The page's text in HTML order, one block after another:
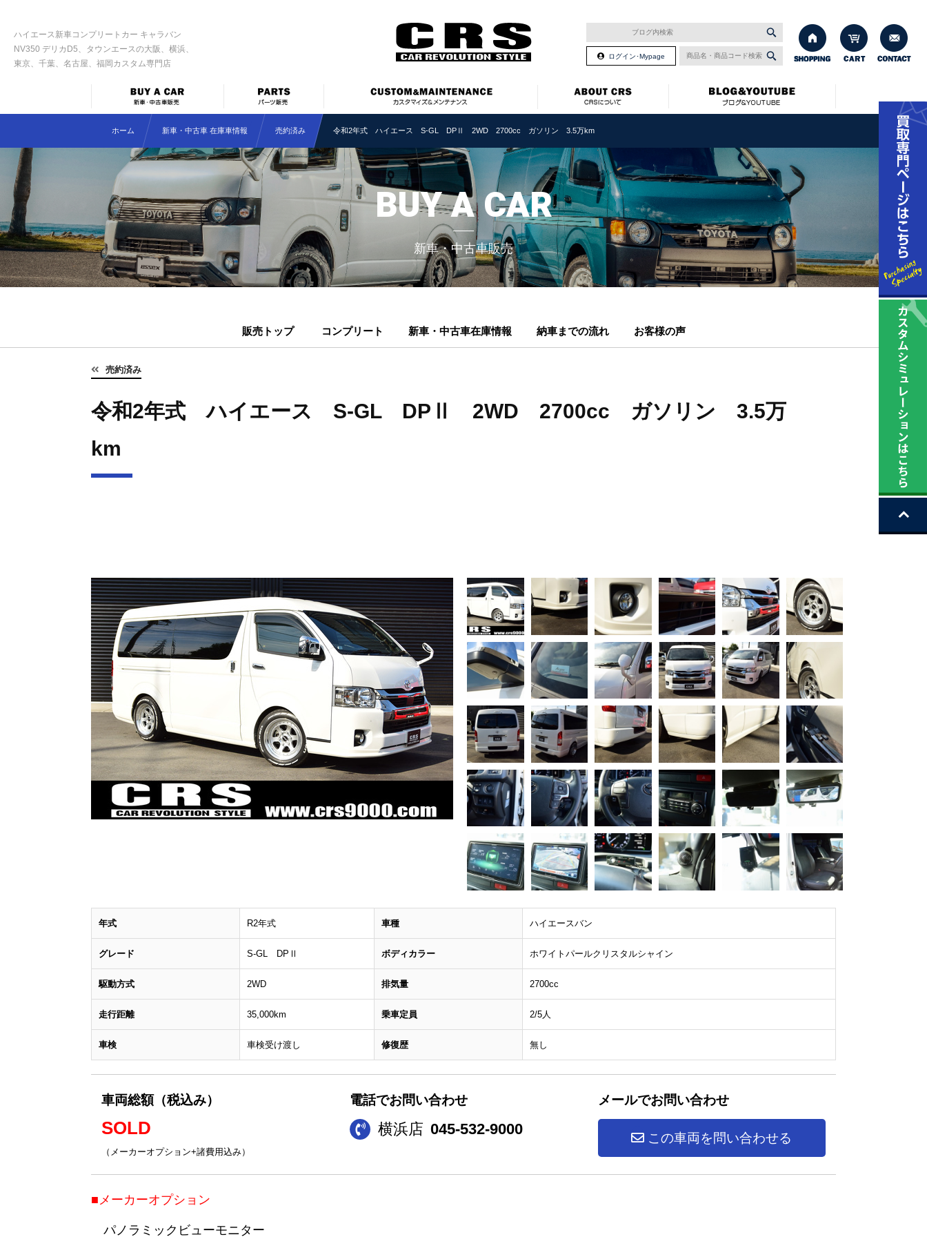
ハイエース新車コンプリートカー キャラバン
NV350 デリカD5、タウンエースの大阪、横浜、
東京、千葉、名古屋、福岡カスタム専門店
ログイン･Mypage
ホーム 新車・中古車 在庫車情報 売約済み 令和2年式 ハイエース S-GL DPⅡ 2WD 2700cc ガソリン 3.5万km
BUY A CAR
新車・中古車販売
販売トップ コンプリート 新車・中古車在庫情報 納車までの流れ お客様の声
売約済み
令和2年式 ハイエース S-GL DPⅡ 2WD 2700cc ガソリン 3.5万
km
年式 R2年式 車種 ハイエースバン
グレード S-GL DPⅡ ボディカラー ホワイトパールクリスタルシャイン
駆動方式 2WD 排気量 2700cc
走行距離 35,000km 乗車定員 2/5人
車検 車検受け渡し 修復歴 無し
車両総額（税込み）
SOLD
（メーカーオプション+諸費用込み）
電話でお問い合わせ
横浜店 045-532-9000
メールでお問い合わせ
この車両を問い合わせる
■メーカーオプション
パノラミックビューモニター